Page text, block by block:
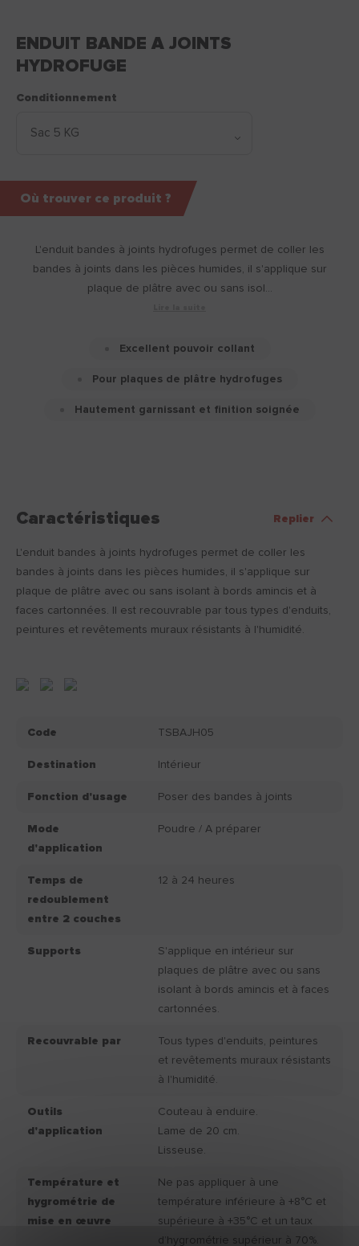
ENDUIT BANDE A JOINTS
HYDROFUGE
L'enduit bandes à joints hydrofuges permet de coller les
bandes à joints dans les pièces humides, il s'applique sur
plaque de plâtre avec ou sans isol...
Conditionnement
Excellent pouvoir collant
Pour plaques de plâtre hydrofuges
Hautement garnissant et finition soignée
Où trouver ce produit ?
Caractéristiques Replier
L'enduit bandes à joints hydrofuges permet de coller les
bandes à joints dans les pièces humides, il s'applique sur
plaque de plâtre avec ou sans isolant à bords amincis et à
faces cartonnées. Il est recouvrable par tous types d'enduits,
peintures et revêtements muraux résistants à l'humidité.
Code TSBAJH05
Destination Intérieur
Fonction d'usage Poser des bandes à joints
Mode
d'application
Poudre / A préparer
Temps de
redoublement
entre 2 couches
12 à 24 heures
Supports
S'applique en intérieur sur
plaques de plâtre avec ou sans
isolant à bords amincis et à faces
cartonnées.
Recouvrable par
Tous types d'enduits, peintures
et revêtements muraux résistants
à l'humidité.
Outils
d'application
Couteau à enduire.
Lame de 20 cm.
Lisseuse.
Température et
hygrométrie de
mise en œuvre
Ne pas appliquer à une
température inférieure à +8°C et
supérieure à +35°C et un taux
d’hygrométrie supérieur à 70%.